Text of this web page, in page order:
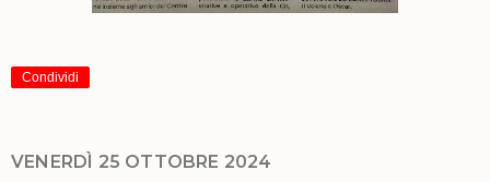
Condividi
VENERDÌ 25 OTTOBRE 2024